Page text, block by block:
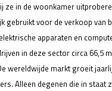
ze in de woonkamer
gebruikt voor de verkoop van
apparaten en
in deze sector circa 66,5
wereldwijde markt groeit
Alleen degenen die in staat